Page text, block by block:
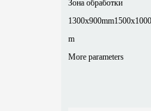
Зона обработки
1300x900mm
m
More parameters